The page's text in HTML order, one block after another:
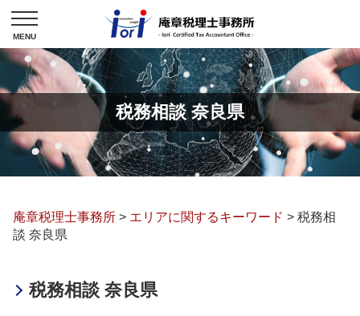
税務相談 奈良県
庵章税理士事務所 > エリアに関するキーワード > 税務相
談 奈良県
税務相談 奈良県